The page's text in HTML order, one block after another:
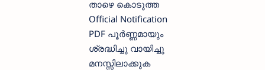
താഴെ കൊടുത്ത
Official Notification
PDF പൂര്‍ണ്ണമായും
ശ്രദ്ധിച്ചു വായിച്ചു
മനസ്സിലാക്കുക